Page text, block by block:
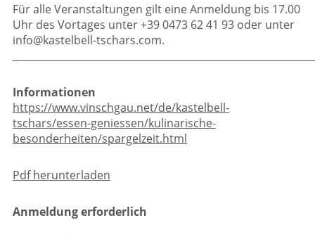
Für alle Veranstaltungen gilt eine Anmeldung bis 17.00
Uhr des Vortages unter +39 0473 62 41 93 oder unter
info@kastelbell-tschars.com.
Informationen
https://www.vinschgau.net/de/kastelbell-
tschars/essen-geniessen/kulinarische-
besonderheiten/spargelzeit.html
Pdf herunterladen
Anmeldung erforderlich